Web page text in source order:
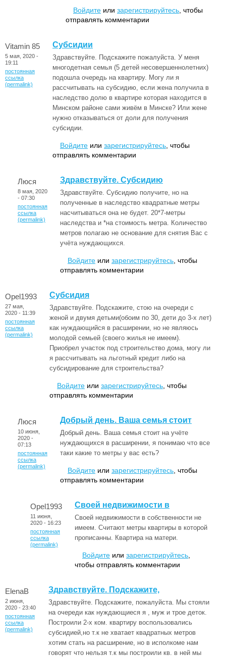
Войдите или зарегистрируйтесь , чтобы
отправлять комментарии
Vitamin 85
5 мая, 2020 -
19:11
постоянная
ссылка
(permalink)
Субсидии
Здравствуйте. Подскажите пожалуйста. У меня
многодетная семья (5 детей несовершеннолетних)
подошла очередь на квартиру. Могу ли я
рассчитывать на субсидию, если жена получила в
наследство долю в квартире которая находится в
Минском районе сами живём в Минске? Или жене
нужно отказываться от доли для получения
субсидии.
Войдите или зарегистрируйтесь , чтобы
отправлять комментарии
Люся
8 мая, 2020
- 07:30
постоянная
ссылка
(permalink)
Здравствуйте. Субсидию
Здравствуйте. Субсидию получите, но на
полученные в наследство квадратные метры
насчитываться она не будет. 20*7-метры
наследства и *на стоимость метра. Количество
метров полагаю не основание для снятия Вас с
учёта нуждающихся.
Войдите или зарегистрируйтесь , чтобы
отправлять комментарии
Opel1993
27 мая,
2020 - 11:39
постоянная
ссылка
(permalink)
Субсидия
Здравствуйте. Подскажите, стою на очереди с
женой и двумя детьми(обоим по 30, дети до 3-х лет)
как нуждающийся в расширении, но не являюсь
молодой семьей (своего жилья не имеем).
Приобрел участок под строительство дома, могу ли
я рассчитывать на льготный кредит либо на
субсидирование для строительства?
Войдите или зарегистрируйтесь , чтобы
отправлять комментарии
Люся
10 июня,
2020 -
07:13
постоянная
ссылка
(permalink)
Добрый день. Ваша семья стоит
Добрый день. Ваша семья стоит на учёте
нуждающихся в расширении, я понимаю что все
таки какие то метры у вас есть?
Войдите или зарегистрируйтесь , чтобы
отправлять комментарии
Opel1993
11 июня,
2020 - 16:23
постоянная
ссылка
(permalink)
Своей недвижимости в
Своей недвижимости в собственности не
имеем. Считают метры квартиры в которой
прописанны. Квартира на матери.
Войдите или зарегистрируйтесь
чтобы отправлять комментарии
ElenaB
2 июня,
2020 - 23:40
постоянная
ссылка
(permalink)
Здравствуйте. Подскажите,
Здравствуйте. Подскажите, пожалуйста. Мы стояли
на очереди как нуждающиеся я , муж и трое деток.
Построили 2-х ком. квартиру воспользовались
субсидией,но т.к не хватает квадратных метров
хотим стать на расширение, но в исполкоме нам
говорят что нельзя т.к мы построили кв. в ней мы